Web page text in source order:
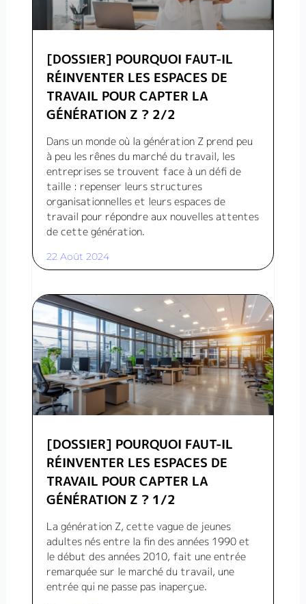
[DOSSIER] POURQUOI FAUT-IL
RÉINVENTER LES ESPACES DE
TRAVAIL POUR CAPTER LA
GÉNÉRATION Z ? 2/2
Dans un monde où la génération Z prend peu
à peu les rênes du marché du travail, les
entreprises se trouvent face à un défi de
taille : repenser leurs structures
organisationnelles et leurs espaces de
travail pour répondre aux nouvelles attentes
de cette génération.
22 Août 2024
[DOSSIER] POURQUOI FAUT-IL
RÉINVENTER LES ESPACES DE
TRAVAIL POUR CAPTER LA
GÉNÉRATION Z ? 1/2
La génération Z, cette vague de jeunes
adultes nés entre la fin des années 1990 et
le début des années 2010, fait une entrée
remarquée sur le marché du travail, une
entrée qui ne passe pas inaperçue.